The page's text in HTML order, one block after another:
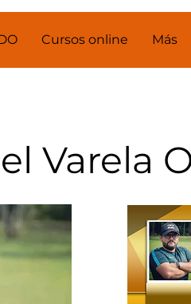
Cursos online Más
Varela